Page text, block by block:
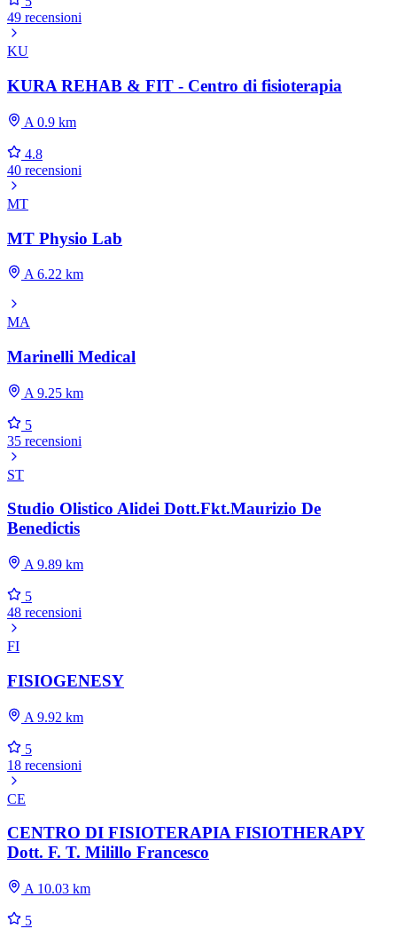
49 recensioni
KU
KURA REHAB & FIT - Centro di fisioterapia
A 0.9 km
4.8
40 recensioni
MT
MT Physio Lab
A 6.22 km
MA
Marinelli Medical
A 9.25 km
5
35 recensioni
ST
Studio Olistico Alidei Dott.Fkt.Maurizio De
Benedictis
A 9.89 km
5
48 recensioni
FI
FISIOGENESY
A 9.92 km
5
18 recensioni
CE
CENTRO DI FISIOTERAPIA FISIOTHERAPY
Dott. F. T. Milillo Francesco
A 10.03 km
5